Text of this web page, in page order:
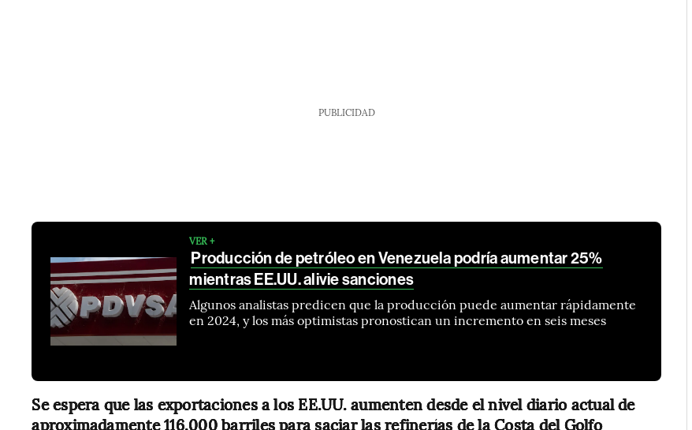
PUBLICIDAD
VER +
Producción de petróleo en Venezuela podría aumentar 25%
mientras EE.UU. alivie sanciones
Algunos analistas predicen que la producción puede aumentar rápidamente
en 2024, y los más optimistas pronostican un incremento en seis meses
Se espera que las exportaciones a los EE.UU. aumenten desde el nivel diario actual de
aproximadamente 116.000 barriles para saciar las refinerías de la Costa del Golfo